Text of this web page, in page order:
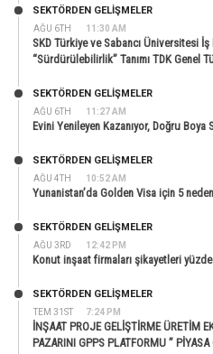
AĞU 6TH 11:30 AM
SEKTÖRDEN GELIŞMELER
SKD Türkiye ve Sabancı Üniversitesi
“Sürdürülebilirlik” Tanımı TDK Genel
AĞU 6TH 11:27 AM
SEKTÖRDEN GELIŞMELER
Evini Yenileyen Kazanıyor, Doğru
AĞU 4TH 10:52 AM
SEKTÖRDEN GELIŞMELER
Yunanistan’da Golden Visa için 5 neden
AĞU 3RD 12:42 PM
SEKTÖRDEN GELIŞMELER
Konut inşaat firmaları şikayetleri yüzde
TEM 31ST 7:24 PM
SEKTÖRDEN GELIŞMELER
İNŞAAT PROJE GELİŞTİRME ÜRETİM
PAZARINI GPPS PLATFORMU ”